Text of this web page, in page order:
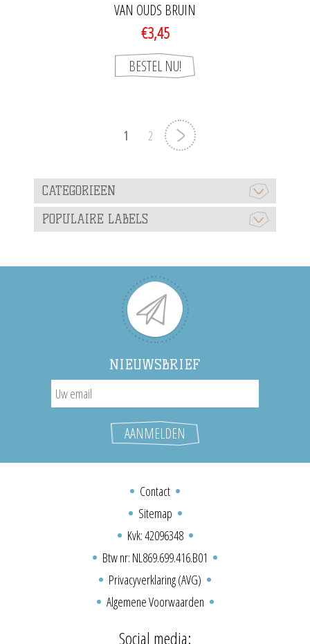
VAN OUDS BRUIN
€3,45
1 2
CATEGORIEEN
POPULAIRE LABELS
NIEUWSBRIEF
Contact
Sitemap
Kvk: 42096348
Btw nr: NL869.699.416.B01
Privacyverklaring (AVG)
Algemene Voorwaarden
Social media: